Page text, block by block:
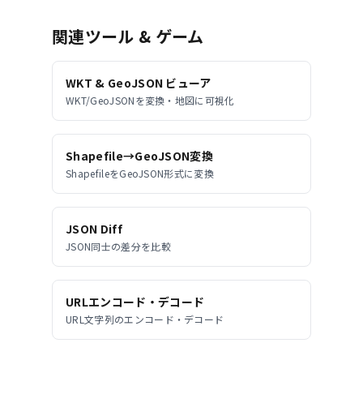
関連ツール & ゲーム
WKT & GeoJSON ビューア
WKT/GeoJSONを変換・地図に可視化
Shapefile→GeoJSON変換
ShapefileをGeoJSON形式に変換
JSON Diff
JSON同士の差分を比較
URLエンコード・デコード
URL文字列のエンコード・デコード